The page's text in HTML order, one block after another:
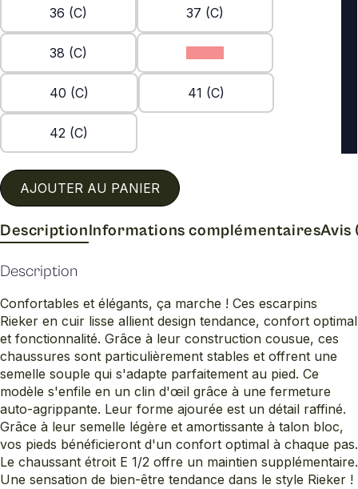
36 (C) 37 (C)
38 (C)
40 (C) 41 (C)
42 (C)
AJOUTER AU PANIER
DescriptionInformations complémentairesAvis
Description
Confortables et élégants, ça marche ! Ces escarpins
Rieker en cuir lisse allient design tendance, confort optimal
et fonctionnalité. Grâce à leur construction cousue, ces
chaussures sont particulièrement stables et offrent une
semelle souple qui s'adapte parfaitement au pied. Ce
modèle s'enfile en un clin d'œil grâce à une fermeture
auto-agrippante. Leur forme ajourée est un détail raffiné.
Grâce à leur semelle légère et amortissante à talon bloc,
vos pieds bénéficieront d'un confort optimal à chaque pas.
Le chaussant étroit E 1/2 offre un maintien supplémentaire.
Une sensation de bien-être tendance dans le style Rieker !